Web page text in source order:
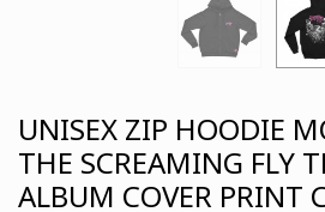
UNISEX ZIP HOODIE
THE SCREAMING FLY
ALBUM COVER PRINT